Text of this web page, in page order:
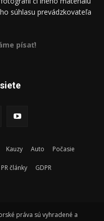
súhlasu prevádzkovateľa
písať!
Kauzy Auto Počasie
PR články GDPR
práva sú vyhradené a